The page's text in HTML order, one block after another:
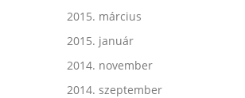
2015. március
2015. január
2014. november
2014. szeptember